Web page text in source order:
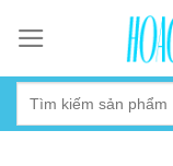
content